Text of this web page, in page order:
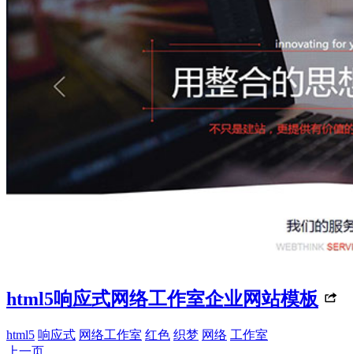
html5响应式网络工作室企业网站模板
html5 响应式 网络工作室 红色 织梦 网络 工作室
上一页